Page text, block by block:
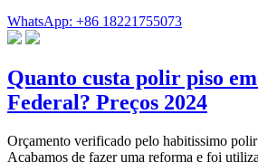
WhatsApp: +86 18221755073
Quanto custa polir piso
Federal? Preços 2024
Orçamento verificado pelo habitissimo
Acabamos de fazer uma reforma e foi